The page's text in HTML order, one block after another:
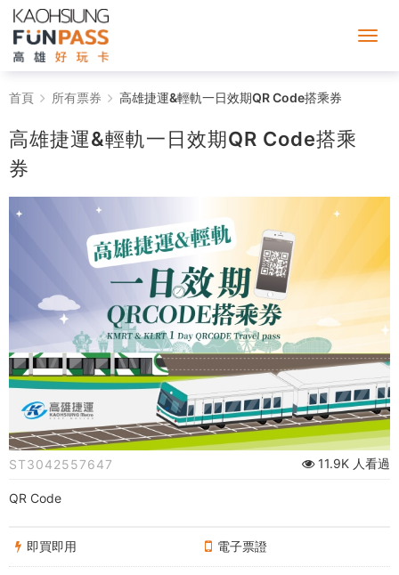
高
雄
捷
運
軌
一
日
效
期
QR
搭
首頁 所有票券 高雄捷運&輕軌一日效期QR Code搭乘券
高雄捷運&輕軌一日效期QR Code搭乘
券
ST3042557647 11.9K 人看過
QR Code
即買即用 電子票證